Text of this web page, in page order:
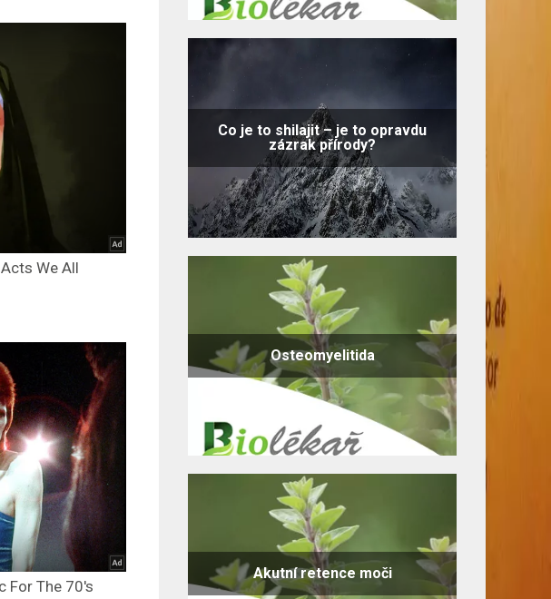
We All
For The 70's
Co je to shilajit – je to opravdu
zázrak přírody?
Osteomyelitida
Akutní retence moči